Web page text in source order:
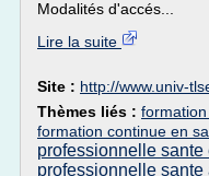
Modalités d'accés...
Lire la suite
Site : http://www.univ-
Thèmes liés :
formation continue en
professionnelle sante
professionnelle sante